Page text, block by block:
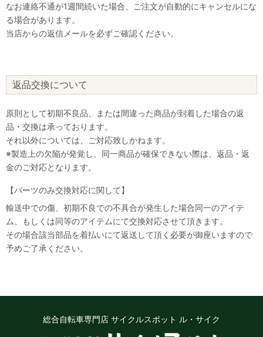
なお連絡不通が1週間続いた場合、ご注文が自動的にキャンセルにな
る場合があります。
当店からの返信メールを必ずご確認ください。
返品交換について
原則として初期不良品、または間違った商品が到着した場合の返
品・交換は承っております。
それ以外については、ご対応致しかねます。
※製造上の欠陥が発覚し、同一商品が確保できない際は、返品・返
金のご対応となります。
【パーツのみ交換対応に関して】
輸送中での傷、初期不良での不具合が発生した場合同一のアイテ
ム、もしくは同等のアイテムにて交換対応させて頂きます。
その場合該当部品を着払いにて返送して頂く必要が御座いますので
予めご了承ください。
総合自転車専門店 サイクルスポット ル・サイク